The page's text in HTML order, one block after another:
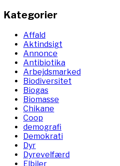
Kategorier
Affald
Aktindsigt
Annonce
Antibiotika
Arbejdsmarked
Biodiversitet
Biogas
Biomasse
Chikane
Coop
demografi
Demokrati
Dyr
Dyrevelfærd
Elbiler